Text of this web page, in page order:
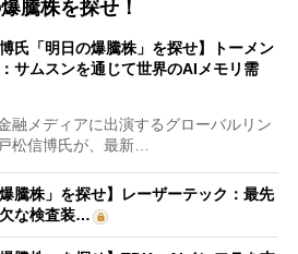
騰株を探せ！
博氏「明日の爆騰株」を探せ】トーメン
サムスンを通じて世界のAIメモリ需
融メディアに出演するグローバルリン
松信博氏が、最新…
騰株」を探せ】レーザーテック：最先
な検査装…